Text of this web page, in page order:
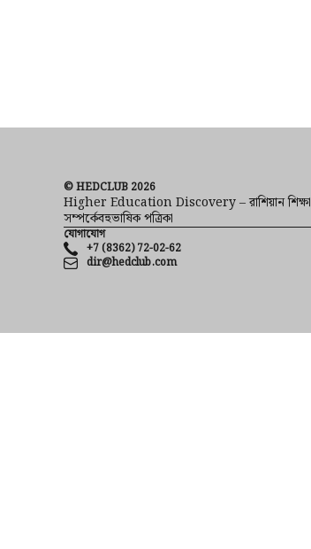
© HEDCLUB 2026
Higher Education Discovery – রাশিয়ান শিক্ষা
সম্পর্কেবহুভাষিক পত্রিকা
যোগাযোগ
+7 (8362) 72-02-62
dir@hedclub.com